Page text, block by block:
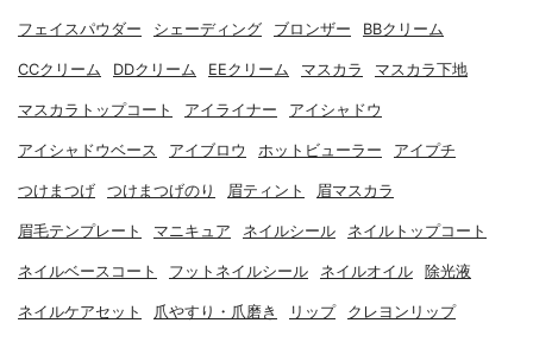
フェイスパウダー シェーディング ブロンザー BBクリーム
CCクリーム DDクリーム EEクリーム マスカラ マスカラ下地
マスカラトップコート アイライナー アイシャドウ
アイシャドウベース アイブロウ ホットビューラー アイプチ
つけまつげ つけまつげのり 眉ティント 眉マスカラ
眉毛テンプレート マニキュア ネイルシール ネイルトップコート
ネイルベースコート フットネイルシール ネイルオイル 除光液
ネイルケアセット 爪やすり・爪磨き リップ クレヨンリップ